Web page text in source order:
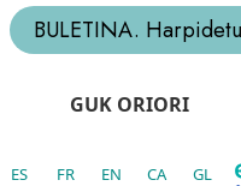
BULETINA. Harpidetu
GUK ORIORI
ES FR EN CA GL